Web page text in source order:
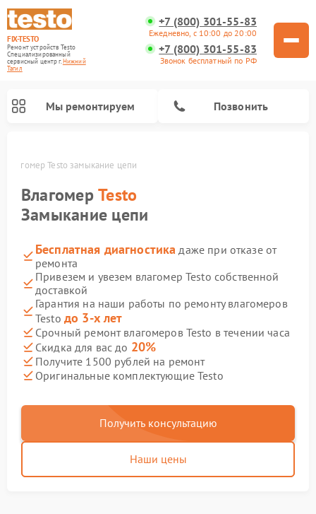
FIX-TESTO
Ремонт устройств Testo
Специализированный
cервисный центр г.Нижний
Тагил
+7 (800) 301-55-83
Ежедневно, с 10:00 до 20:00
+7 (800) 301-55-83
Звонок бесплатный по РФ
Мы ремонтируем Позвонить
Влагомер Testo замыкание цепи
ВлагомерTesto
Замыкание цепи
Бесплатная диагностика даже при отказе от
ремонта
Привезем и увезем влагомер Testo собственной
доставкой
Гарантия на наши работы по ремонту влагомеров
Testo до 3-х лет
Срочный ремонт влагомеров Testo в течении часа
Скидка для вас до 20%
Получите 1500 рублей на ремонт
Оригинальные комплектующие Testo
Получить консультацию
Наши цены